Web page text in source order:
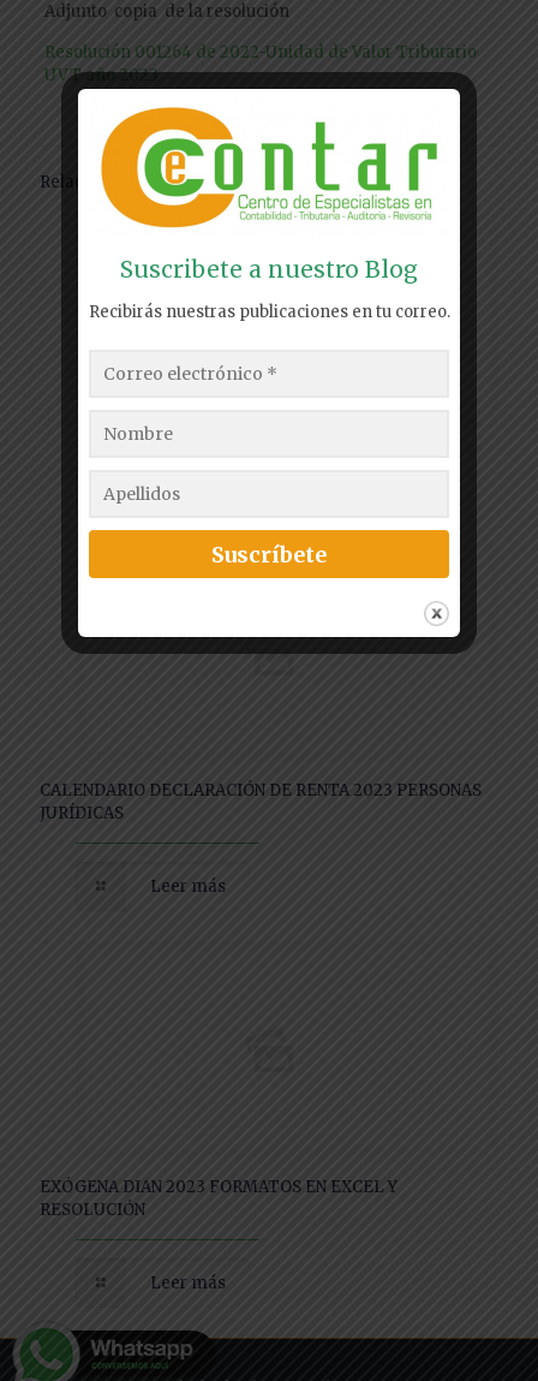
Adjunto copia de la resolución
Resolución 001264 de 2022-Unidad de Valor Tributario
UVT año 2023
Relacionados
Leer más
CALENDARIO DECLARACIÓN DE RENTA 2023 PERSONAS
JURÍDICAS
Leer más
EXÓGENA DIAN 2023 FORMATOS EN EXCEL Y
RESOLUCIÓN
Leer más
Suscribete a nuestro Blog
Recibirás nuestras publicaciones en tu correo.